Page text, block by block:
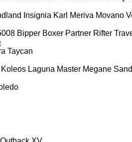
Insignia Karl Meriva Movano
Bipper Boxer Partner Rifter
Taycan
Koleos Laguna Master Megane